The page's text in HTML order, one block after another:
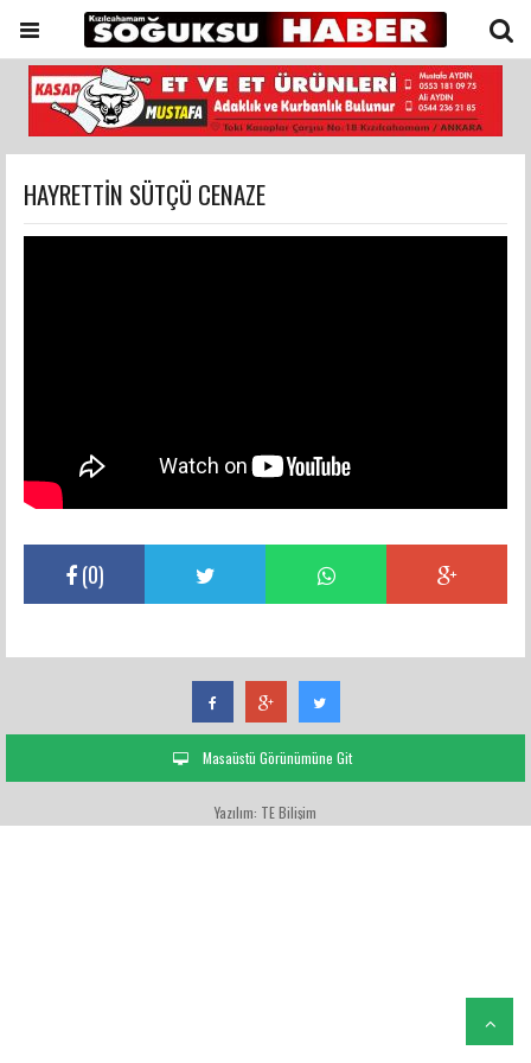
HAYRETTİN SÜTÇÜ CENAZE
(0)
Masaüstü Görünümüne Git
Yazılım: TE Bilişim